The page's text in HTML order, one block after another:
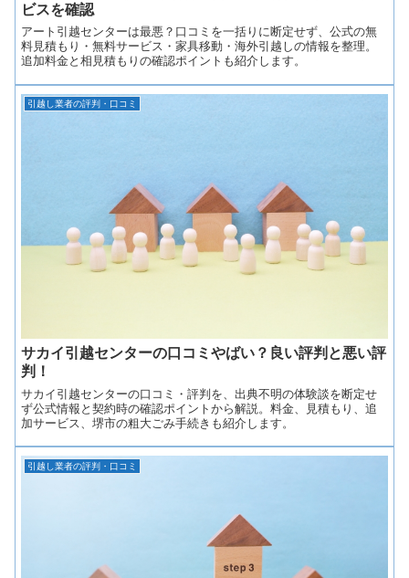
ビスを確認
アート引越センターは最悪？口コミを一括りに断定せず、公式の無
料見積もり・無料サービス・家具移動・海外引越しの情報を整理。
追加料金と相見積もりの確認ポイントも紹介します。
引越し業者の評判・口コミ
サカイ引越センターの口コミやばい？良い評判と悪い評
判！
サカイ引越センターの口コミ・評判を、出典不明の体験談を断定せ
ず公式情報と契約時の確認ポイントから解説。料金、見積もり、追
加サービス、堺市の粗大ごみ手続きも紹介します。
引越し業者の評判・口コミ